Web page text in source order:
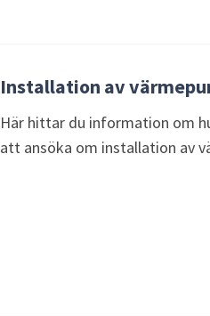
Installation av
Här hittar du information om
att ansöka om installation av